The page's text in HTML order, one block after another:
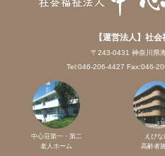
【運営法人】社
〒243-0431 神奈川県
Tel:046-206-4427 Fax:046-
中心荘第一・第二
老人ホーム
えびな
高齢者